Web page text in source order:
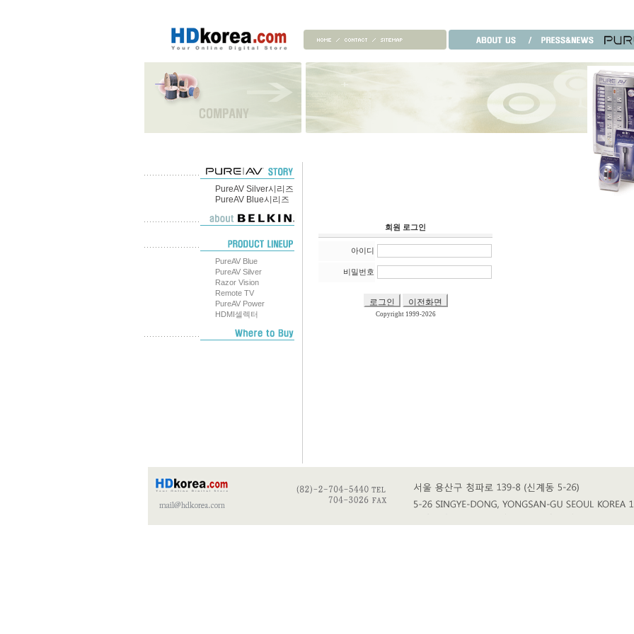
PureAV Silver시리즈
PureAV Blue시리즈
PureAV Blue
PureAV Silver
Razor Vision
Remote TV
PureAV Power
HDMI셀렉터
회원 로그인
아이디
비밀번호
Copyright 1999-2026